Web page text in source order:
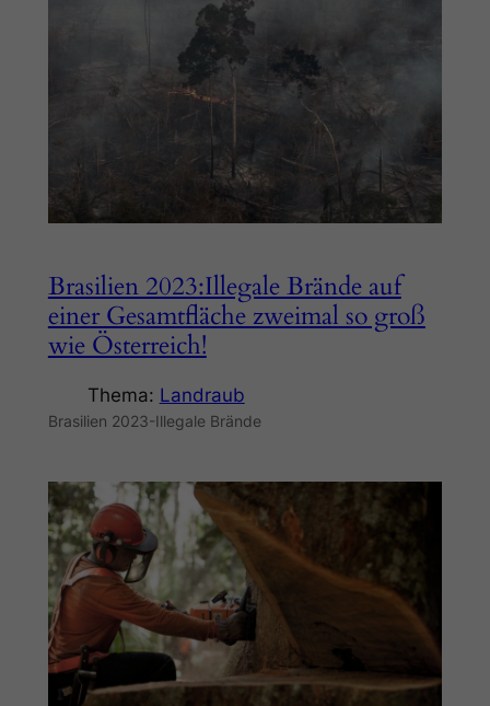
Brasilien 2023:Illegale Brände auf
einer Gesamtfläche zweimal so groß
wie Österreich!
Thema: Landraub
Brasilien 2023-Illegale Brände